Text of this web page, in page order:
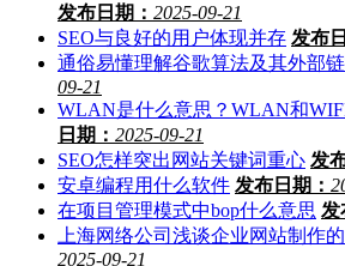
发布日期： 2025-09-21
SEO与良好的用户体现并存 发布
通俗易懂理解谷歌算法及其外部
09-21
WLAN是什么意思？WLAN和
日期： 2025-09-21
SEO怎样突出网站关键词重心 发
安卓编程用什么软件 发布日期：
在项目管理模式中bop什么意思 发
上海网络公司浅谈企业网站制作
2025-09-21